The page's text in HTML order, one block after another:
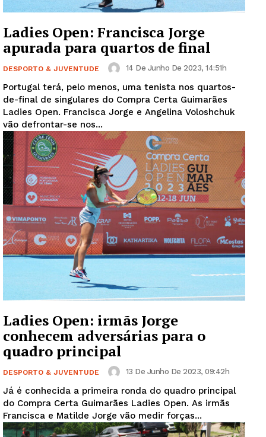
Ladies Open: Francisca Jorge
apurada para quartos de final
DESPORTO & JUVENTUDE 14 De Junho De 2023, 14:51h
Portugal terá, pelo menos, uma tenista nos quartos-
de-final de singulares do Compra Certa Guimarães
Ladies Open. Francisca Jorge e Angelina Voloshchuk
vão defrontar-se nos...
Ladies Open: irmãs Jorge
conhecem adversárias para o
quadro principal
DESPORTO & JUVENTUDE 13 De Junho De 2023, 09:42h
Já é conhecida a primeira ronda do quadro principal
do Compra Certa Guimarães Ladies Open. As irmãs
Francisca e Matilde Jorge vão medir forças...